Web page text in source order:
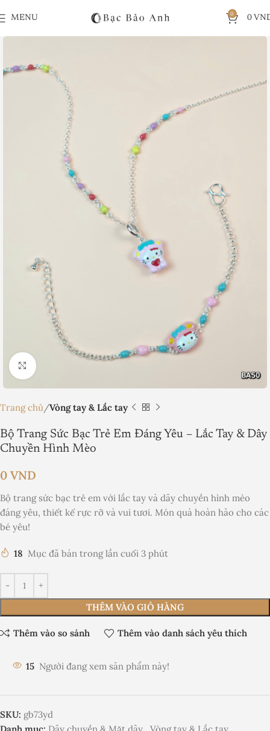
MENU
0
0
Nhấp để phóng to
Trang chủ Vòng tay & Lắc tay
Bộ Trang Sức Bạc Trẻ Em Đáng Yêu – Lắc Tay & Dây
Chuyền Hình Mèo
0 VND
Bộ trang sức bạc trẻ em với lắc tay và dây chuyền hình mèo
đáng yêu, thiết kế rực rỡ và vui tươi. Món quà hoàn hảo cho các
bé yêu!
18 Mục đã bán trong lần cuối 3 phút
THÊM VÀO GIỎ HÀNG
Thêm vào so sánh Thêm vào danh sách yêu thích
15 Người đang xem sản phẩm này!
SKU: gb73yd